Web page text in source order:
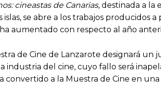
cineastas de Canarias, destinada a la
islas, se abre a los trabajos
aumentado con respecto al año
de Cine de Lanzarote designará
industria del cine, cuyo fallo será
a la Muestra de Cine en